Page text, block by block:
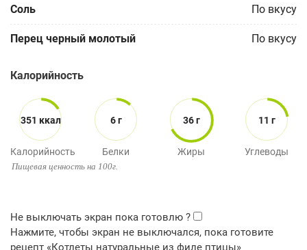
Соль По вкусу
Перец черный молотый По вкусу
Калорийность
351 ккал
Калорийность
6 г
Белки
36 г
Жиры
11 г
Углеводы
Пищевая ценность на 100г.